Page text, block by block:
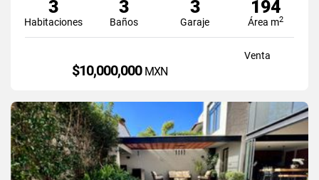
3
Habitaciones
3
Baños
3
Garaje
194
Área m2
Venta
$10,000,000 MXN